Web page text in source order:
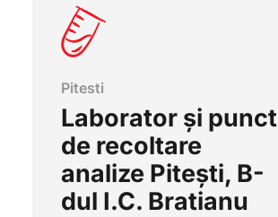
Pitesti
Laborator și punct
de recoltare
analize Pitești, B-
dul I.C. Bratianu